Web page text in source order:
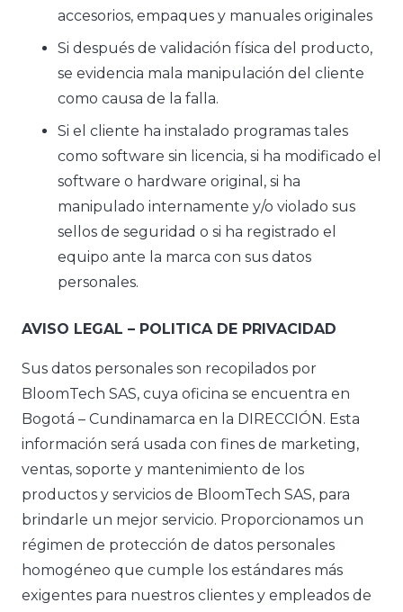
accesorios, empaques y manuales originales
Si después de validación física del producto,
se evidencia mala manipulación del cliente
como causa de la falla.
Si el cliente ha instalado programas tales
como software sin licencia, si ha modificado el
software o hardware original, si ha
manipulado internamente y/o violado sus
sellos de seguridad o si ha registrado el
equipo ante la marca con sus datos
personales.
AVISO LEGAL – POLITICA DE PRIVACIDAD
Sus datos personales son recopilados por
BloomTech SAS, cuya oficina se encuentra en
Bogotá – Cundinamarca en la DIRECCIÓN. Esta
información será usada con fines de marketing,
ventas, soporte y mantenimiento de los
productos y servicios de BloomTech SAS, para
brindarle un mejor servicio. Proporcionamos un
régimen de protección de datos personales
homogéneo que cumple los estándares más
exigentes para nuestros clientes y empleados de